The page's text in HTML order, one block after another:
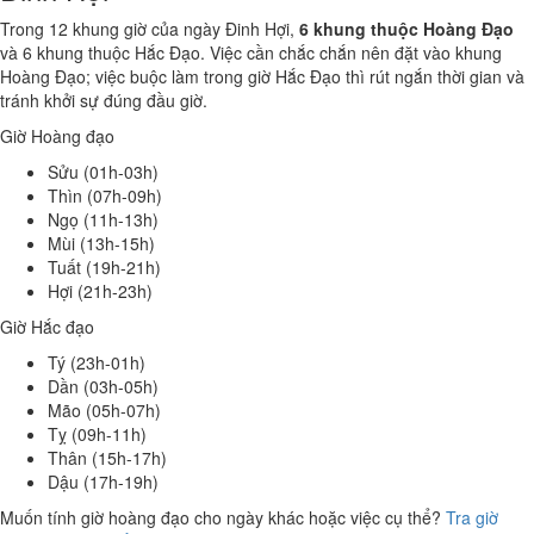
Trong 12 khung giờ của ngày Đinh Hợi, 6 khung thuộc Hoàng Đạo
và 6 khung thuộc Hắc Đạo. Việc cần chắc chắn nên đặt vào khung
Hoàng Đạo; việc buộc làm trong giờ Hắc Đạo thì rút ngắn thời gian và
tránh khởi sự đúng đầu giờ.
Giờ Hoàng đạo
Sửu (01h-03h)
Thìn (07h-09h)
Ngọ (11h-13h)
Mùi (13h-15h)
Tuất (19h-21h)
Hợi (21h-23h)
Giờ Hắc đạo
Tý (23h-01h)
Dần (03h-05h)
Mão (05h-07h)
Tỵ (09h-11h)
Thân (15h-17h)
Dậu (17h-19h)
Muốn tính giờ hoàng đạo cho ngày khác hoặc việc cụ thể? Tra giờ